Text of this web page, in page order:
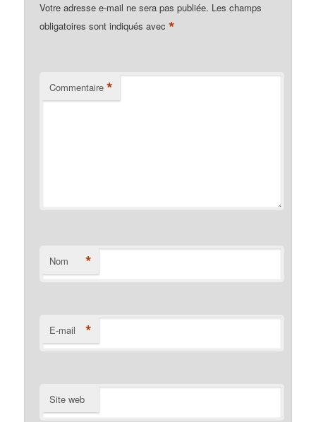
Votre adresse e-mail ne sera pas publiée. Les champs
obligatoires sont indiqués avec*
Commentaire *
Nom *
E-mail *
Site web